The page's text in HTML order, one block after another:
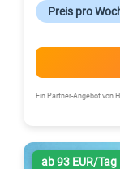
Preis pro
Ein Partner-Angebot von
ab 93 EUR/Tag